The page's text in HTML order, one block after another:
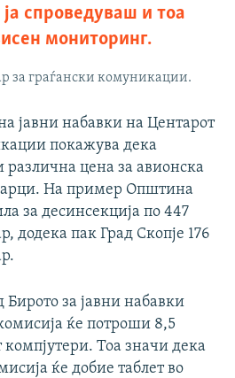
спроведуваш и тоа
мониторинг.
за граѓански комуникации.
јавни набавки на Центарот
покажува дека
цена за авионска
На пример Општина
за десинсекција по 447
додека пак Град Скопје 176
Бирото за јавни набавки
ќе потроши 8,5
компјутери. Тоа значи дека
ќе добие таблет во